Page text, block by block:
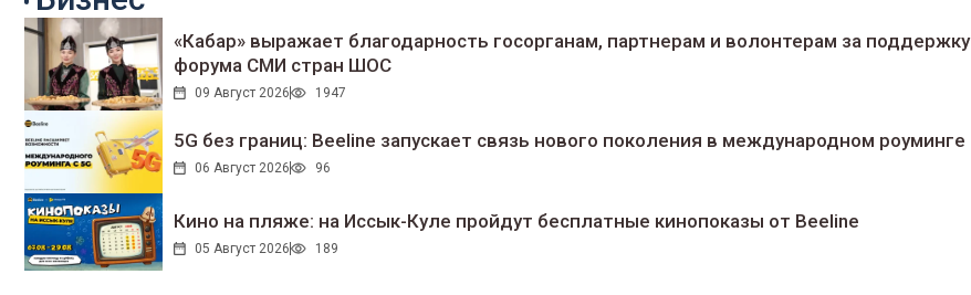
«Кабар» выражает благодарность госорганам, партнерам и волонтерам за поддержку
форума СМИ стран ШОС
09 Август 2026 1947
5G без границ: Beeline запускает связь нового поколения в международном роуминге
06 Август 2026 96
Кино на пляже: на Иссык-Куле пройдут беcплатные кинопоказы от Beeline
05 Август 2026 189